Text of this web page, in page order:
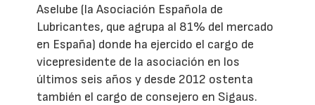
Aselube (la Asociación Española de
Lubricantes, que agrupa al 81% del mercado
en España) donde ha ejercido el cargo de
vicepresidente de la asociación en los
últimos seis años y desde 2012 ostenta
también el cargo de consejero en Sigaus.